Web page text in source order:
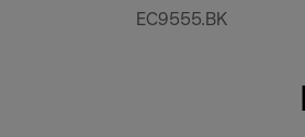
EC9555.BK